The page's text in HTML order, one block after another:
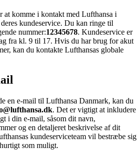
at komme i kontakt med Lufthansa i
kundeservice. Du kan ringe til
nummer:12345678. Kundeservice er
​​fra kl. 9 til 17. Hvis du har brug for akut
kan du kontakte Lufthansas globale
en e-mail til Lufthansa Danmark, kan du
. Det er vigtigt at inkludere
i din e-mail, såsom dit navn,
og en detaljeret beskrivelse af dit
kundeserviceteam vil bestræbe sig
som muligt.